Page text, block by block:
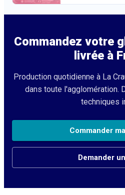
Commandez votre
livrée à
Production quotidienne à La
dans toute l'agglomération.
techniques
Commander
Demander